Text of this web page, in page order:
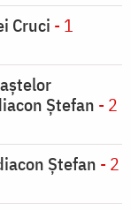
Cruci - 1
Ştefan - 2
Ștefan - 2